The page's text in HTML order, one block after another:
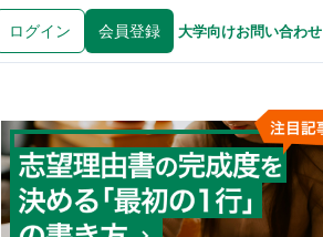
ログイン 会員登録 大学向けお問い合わせ